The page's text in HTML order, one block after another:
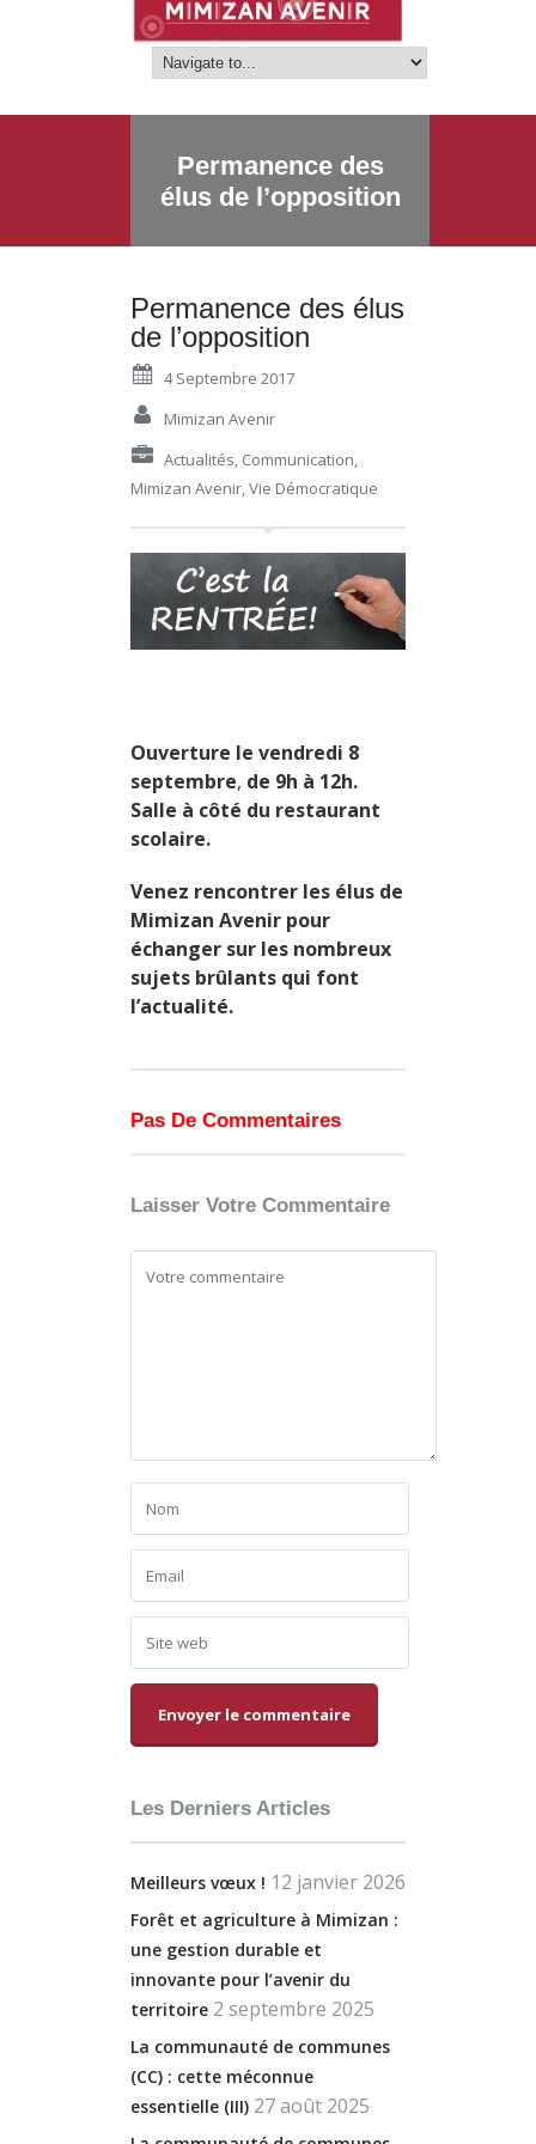
Permanence des
élus de l’opposition
Permanence des élus
de l’opposition
4 Septembre 2017
Mimizan Avenir
Actualités, Communication,
Mimizan Avenir,Vie Démocratique
Ouverture le vendredi 8
septembre, de 9h à 12h.
Salle à côté du restaurant
scolaire.
Venez rencontrer les élus de
Mimizan Avenir pour
échanger sur les nombreux
sujets brûlants qui font
l’actualité.
Pas De Commentaires
Laisser Votre Commentaire
Les Derniers Articles
Meilleurs vœux ! 12 janvier 2026
Forêt et agriculture à Mimizan :
une gestion durable et
innovante pour l’avenir du
territoire 2 septembre 2025
La communauté de communes
(CC) : cette méconnue
essentielle (III) 27 août 2025